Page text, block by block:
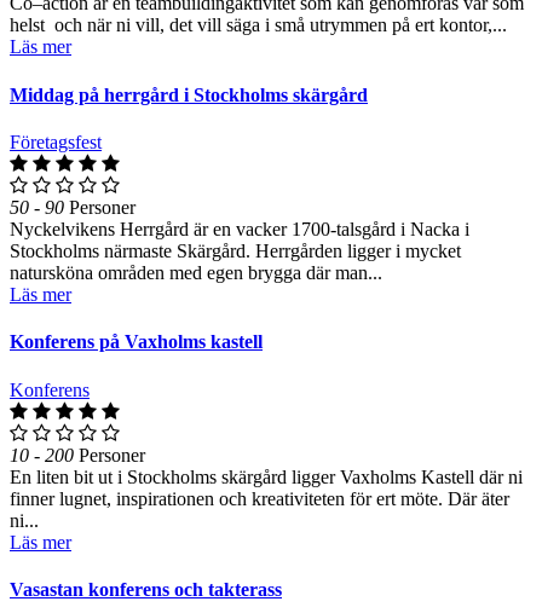
helst och när ni vill, det vill säga i små utrymmen på ert kontor,...
Läs mer
Middag på herrgård i Stockholms skärgård
Företagsfest
50 - 90 Personer
Nyckelvikens Herrgård är en vacker 1700-talsgård i Nacka i
Stockholms närmaste Skärgård. Herrgården ligger i mycket
natursköna områden med egen brygga där man...
Läs mer
Konferens på Vaxholms kastell
Konferens
10 - 200 Personer
En liten bit ut i Stockholms skärgård ligger Vaxholms Kastell där ni
finner lugnet, inspirationen och kreativiteten för ert möte. Där äter
ni...
Läs mer
Vasastan konferens och takterass